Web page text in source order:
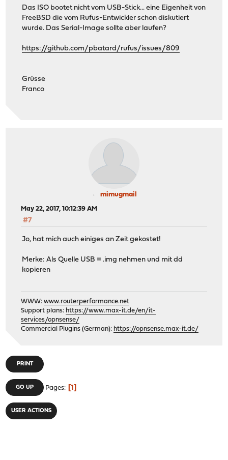
Das ISO bootet nicht vom USB-Stick... eine Eigenheit von
FreeBSD die vom Rufus-Entwickler schon diskutiert
wurde. Das Serial-Image sollte aber laufen?
https://github.com/pbatard/rufus/issues/809
Grüsse
Franco
mimugmail
May 22, 2017, 10:12:39 AM
#7
Jo, hat mich auch einiges an Zeit gekostet!
Merke: Als Quelle USB = .img nehmen und mit dd
kopieren
WWW:www.routerperformance.net
Support plans: https://www.max-it.de/en/it-
services/opnsense/
Commercial Plugins (German): https://opnsense.max-it.de/
PRINT
GO UP Pages 1
USER ACTIONS